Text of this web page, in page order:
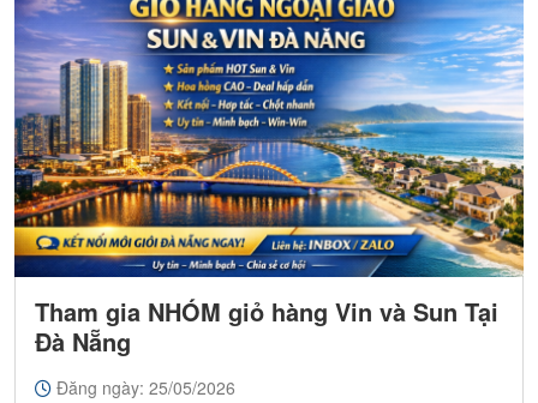
Tham gia NHÓM giỏ hàng Vin và Sun Tại
Đà Nẵng
Đăng ngày: 25/05/2026